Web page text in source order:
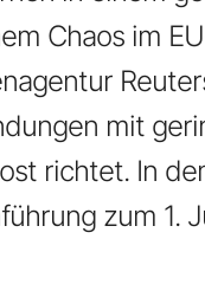
Chaos im
mit
richtet. In
zum 1.